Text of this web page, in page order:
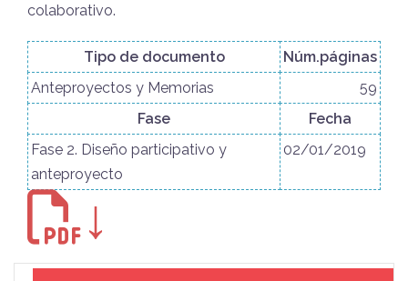
colaborativo.
Tipo de documento
Núm.páginas
Anteproyectos y Memorias
59
Fase
Fecha
Fase 2. Diseño participativo y
anteproyecto
02/01/2019
↓